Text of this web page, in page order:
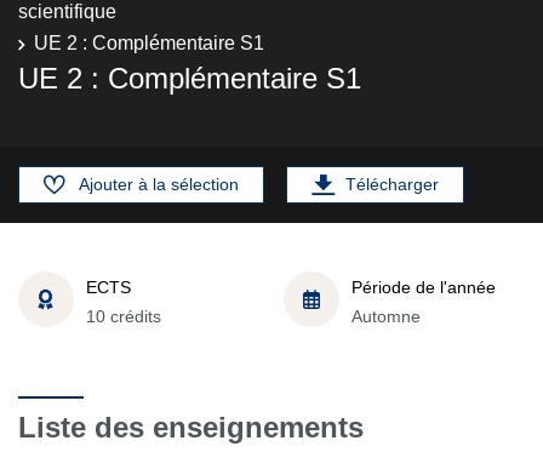
scientifique
UE 2 : Complémentaire S1
UE 2 : Complémentaire S1
Ajouter à la sélection Télécharger
ECTS
10 crédits
Période de l'année
Automne
Liste des enseignements